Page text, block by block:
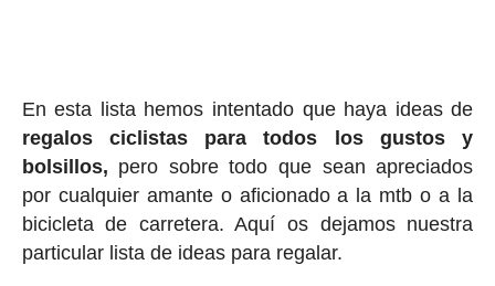
En esta lista hemos intentado que haya ideas de
regalos ciclistas para todos los gustos y
bolsillos, pero sobre todo que sean apreciados
por cualquier amante o aficionado a la mtb o a la
bicicleta de carretera. Aquí os dejamos nuestra
particular lista de ideas para regalar.